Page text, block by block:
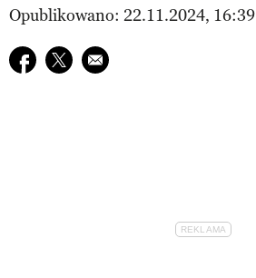
Opublikowano: 22.11.2024, 16:39
Udostępnij na facebook
Udostępnij na twitter
E-mail do przyjaciela